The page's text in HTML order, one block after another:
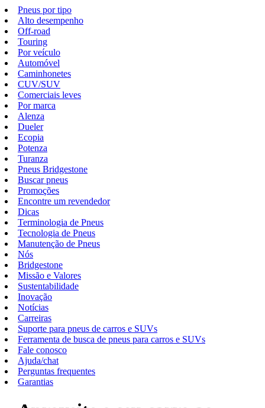
Pneus por tipo
Alto desempenho
Off-road
Touring
Por veículo
Automóvel
Caminhonetes
CUV/SUV
Comerciais leves
Por marca
Alenza
Dueler
Ecopia
Potenza
Turanza
Pneus Bridgestone
Buscar pneus
Promoções
Encontre um revendedor
Dicas
Terminologia de Pneus
Tecnologia de Pneus
Manutenção de Pneus
Nós
Bridgestone
Missão e Valores
Sustentabilidade
Inovação
Notícias
Carreiras
Suporte para pneus de carros e SUVs
Ferramenta de busca de pneus para carros e SUVs
Fale conosco
Ajuda/chat
Perguntas frequentes
Garantias